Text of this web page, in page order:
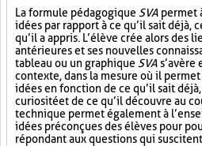
La formule pédagogique SVA permet
idées par rapport à ce qu’il sait déjà,
qu’il a appris. L’élève crée alors des
antérieures et ses nouvelles
tableau ou un graphique SVA s’avère
contexte, dans la mesure où il permet
idées en fonction de ce qu’il sait
curiosité et de ce qu’il découvre au
technique permet également à
idées préconçues des élèves pour
répondant aux questions qui